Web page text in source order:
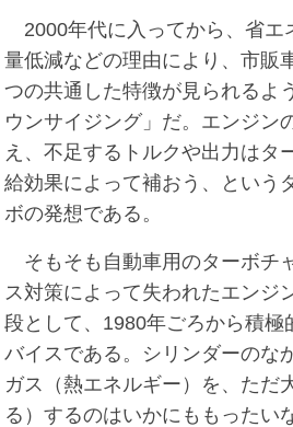
2000年代に入ってから、省エ
量低減などの理由により、市販
つの共通した特徴が見られるよ
ウンサイジング」だ。エンジン
え、不足するトルクや出力はタ
給効果によって補おう、という
ボの発想である。
そもそも自動車用のターボチ
ス対策によって失われたエンジ
段として、1980年ごろから積極
バイスである。シリンダーのな
ガス（熱エネルギー）を、ただ
る）するのはいかにももったい